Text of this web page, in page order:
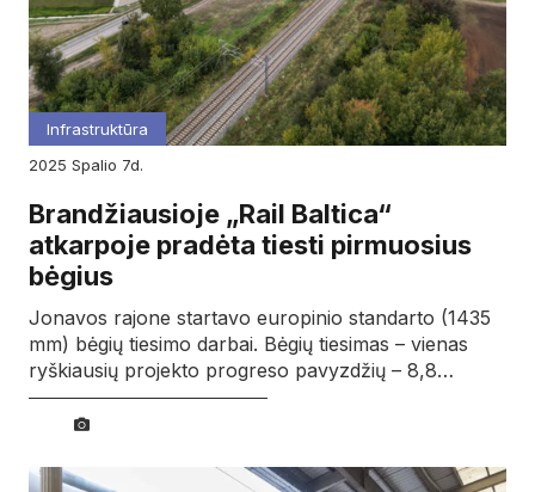
Infrastruktūra
2025
spalio 7d.
Brandžiausioje „Rail Baltica“
atkarpoje pradėta tiesti pirmuosius
bėgius
Jonavos rajone startavo europinio standarto (1435
mm) bėgių tiesimo darbai. Bėgių tiesimas – vienas
ryškiausių projekto progreso pavyzdžių – 8,8…